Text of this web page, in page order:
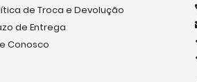
de Troca e Devolução
de Entrega
Conosco